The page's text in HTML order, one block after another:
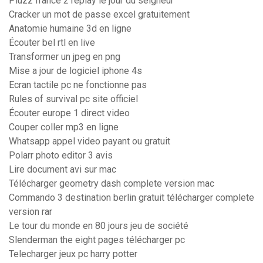
Cracker un mot de passe excel gratuitement
Anatomie humaine 3d en ligne
Écouter bel rtl en live
Transformer un jpeg en png
Mise a jour de logiciel iphone 4s
Ecran tactile pc ne fonctionne pas
Rules of survival pc site officiel
Écouter europe 1 direct video
Couper coller mp3 en ligne
Whatsapp appel video payant ou gratuit
Polarr photo editor 3 avis
Lire document avi sur mac
Télécharger geometry dash complete version mac
Commando 3 destination berlin gratuit télécharger complete
version rar
Le tour du monde en 80 jours jeu de société
Slenderman the eight pages télécharger pc
Telecharger jeux pc harry potter